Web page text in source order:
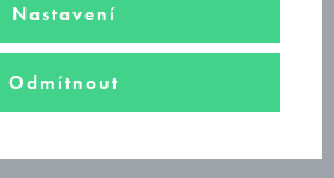
Nastavení
Odmítnout